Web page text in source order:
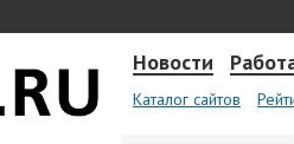
Новости
Каталог сайтов